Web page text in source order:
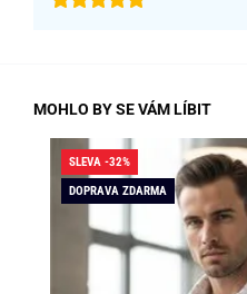
MOHLO BY SE VÁM LÍBIT
SLEVA -32%
DOPRAVA ZDARMA